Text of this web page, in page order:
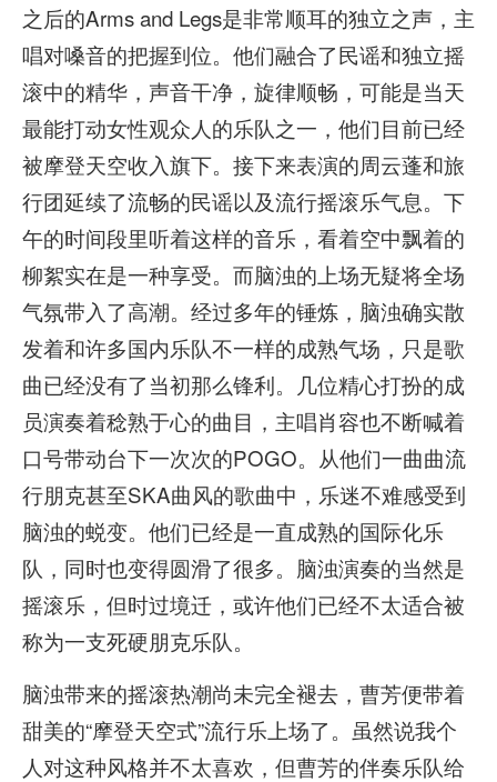
之后的Arms and Legs是非常顺耳的独立之声，主
唱对嗓音的把握到位。他们融合了民谣和独立摇
滚中的精华，声音干净，旋律顺畅，可能是当天
最能打动女性观众人的乐队之一，他们目前已经
被摩登天空收入旗下。接下来表演的周云蓬和旅
行团延续了流畅的民谣以及流行摇滚乐气息。下
午的时间段里听着这样的音乐，看着空中飘着的
柳絮实在是一种享受。而脑浊的上场无疑将全场
气氛带入了高潮。经过多年的锤炼，脑浊确实散
发着和许多国内乐队不一样的成熟气场，只是歌
曲已经没有了当初那么锋利。几位精心打扮的成
员演奏着稔熟于心的曲目，主唱肖容也不断喊着
口号带动台下一次次的POGO。从他们一曲曲流
行朋克甚至SKA曲风的歌曲中，乐迷不难感受到
脑浊的蜕变。他们已经是一直成熟的国际化乐
队，同时也变得圆滑了很多。脑浊演奏的当然是
摇滚乐，但时过境迁，或许他们已经不太适合被
称为一支死硬朋克乐队。
脑浊带来的摇滚热潮尚未完全褪去，曹芳便带着
甜美的“摩登天空式”流行乐上场了。虽然说我个
人对这种风格并不太喜欢，但曹芳的伴奏乐队给